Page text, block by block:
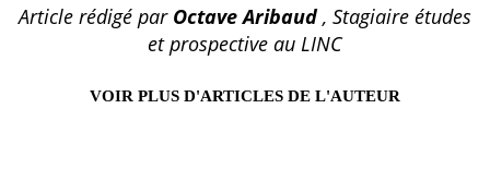
Article rédigé par Octave Aribaud, Stagiaire études
et prospective au LINC
VOIR PLUS D'ARTICLES DE L'AUTEUR